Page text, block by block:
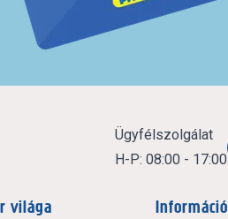
Ügyfélszolgálat
H-P: 08:00 - 17:00
világa Információ